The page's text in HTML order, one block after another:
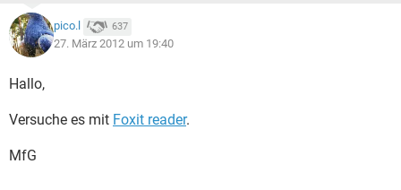
pico.l 637
27. März 2012 um 19:40
Hallo,
Versuche es mit Foxit reader.
MfG